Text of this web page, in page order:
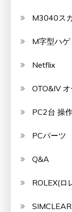
M3040ス
M字型ハ
Netflix
OTO&IV
PC2台 操
PCパーツ
Q&A
ROLEX(ロ